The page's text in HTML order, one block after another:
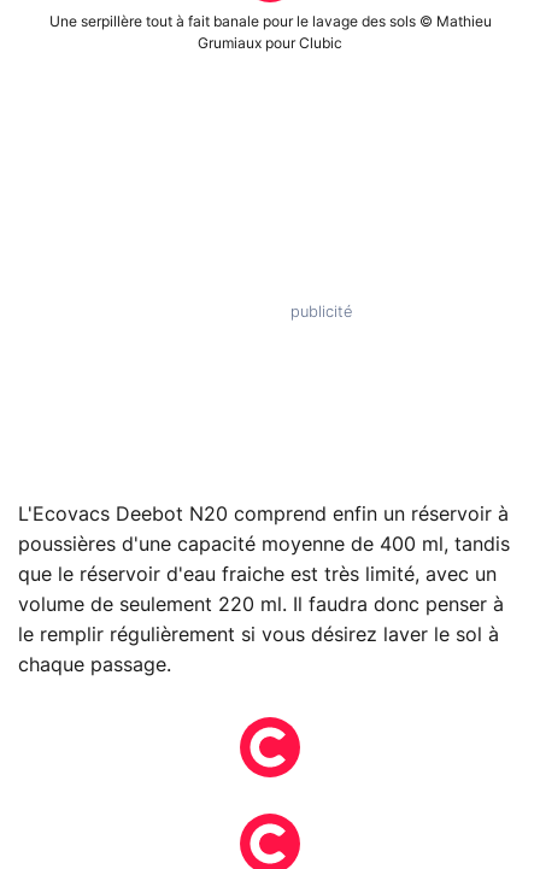
Une serpillère tout à fait banale pour le lavage des sols © Mathieu
Grumiaux pour Clubic
L'Ecovacs Deebot N20 comprend enfin un réservoir à
poussières d'une capacité moyenne de 400 ml, tandis
que le réservoir d'eau fraiche est très limité, avec un
volume de seulement 220 ml. Il faudra donc penser à
le remplir régulièrement si vous désirez laver le sol à
chaque passage.